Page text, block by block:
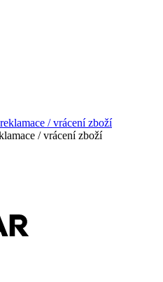
/ vrácení zboží
/ vrácení zboží